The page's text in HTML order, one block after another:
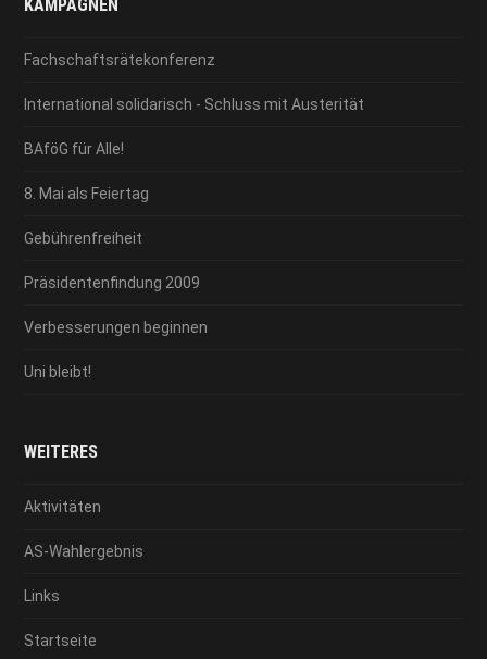
KAMPAGNEN
Fachschaftsrätekonferenz
International solidarisch - Schluss mit Austerität
BAföG für Alle!
8. Mai als Feiertag
Gebührenfreiheit
Präsidentenfindung 2009
Verbesserungen beginnen
Uni bleibt!
WEITERES
Aktivitäten
AS-Wahlergebnis
Links
Startseite